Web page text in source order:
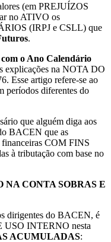
(em PREJUÍZOS
no ATIVO os
(IRPJ e CSLL) que
.
o Ano Calendário
explicações na NOTA DO
Esse artigo refere-se ao
períodos diferentes do
que alguém diga aos
BACEN que as
financeiras COM FINS
à tributação com base no
NA CONTA SOBRAS E
dirigentes do BACEN, é
USO INTERNO nesta
ACUMULADAS: